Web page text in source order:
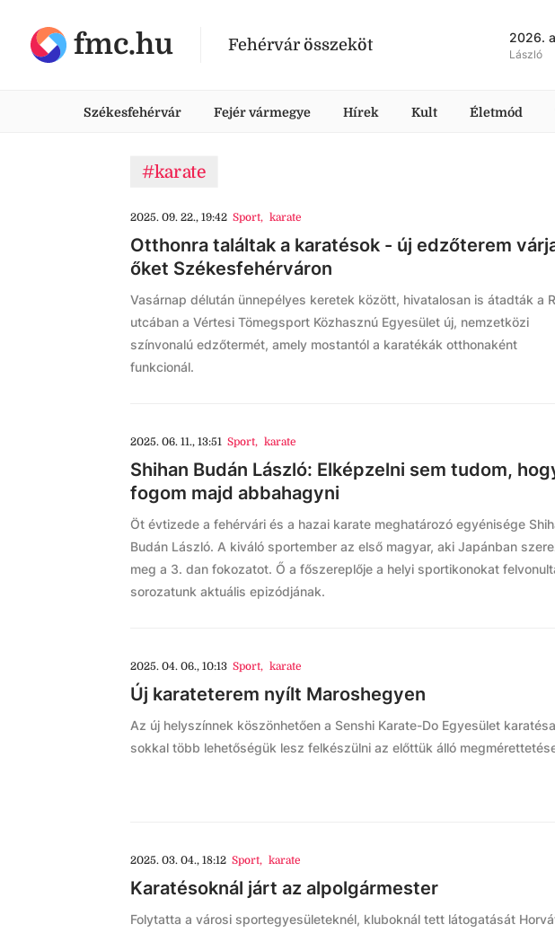
fmc.hu Fehérvár összeköt 2026.
László
Székesfehérvár Fejér vármegye Hírek Kult Életmód
#karate
2025. 09. 22., 19:42 Sport, karate
Otthonra találtak a karatésok - új edzőterem
őket Székesfehérváron
Vasárnap délután ünnepélyes keretek között, hivatalosan is átadták a
utcában a Vértesi Tömegsport Közhasznú Egyesület új, nemzetközi
színvonalú edzőtermét, amely mostantól a karatékák otthonaként
funkcionál.
2025. 06. 11., 13:51 Sport, karate
Shihan Budán László: Elképzelni sem tudom,
fogom majd abbahagyni
Öt évtizede a fehérvári és a hazai karate meghatározó egyénisége
Budán László. A kiváló sportember az első magyar, aki Japánban
meg a 3. dan fokozatot. Ő a főszereplője a helyi sportikonokat
sorozatunk aktuális epizódjának.
2025. 04. 06., 10:13 Sport, karate
Új karateterem nyílt Maroshegyen
Az új helyszínnek köszönhetően a Senshi Karate-Do Egyesület
sokkal több lehetőségük lesz felkészülni az előttük álló
2025. 03. 04., 18:12 Sport, karate
Karatésoknál járt az alpolgármester
Folytatta a városi sportegyesületeknél, kluboknál tett látogatását